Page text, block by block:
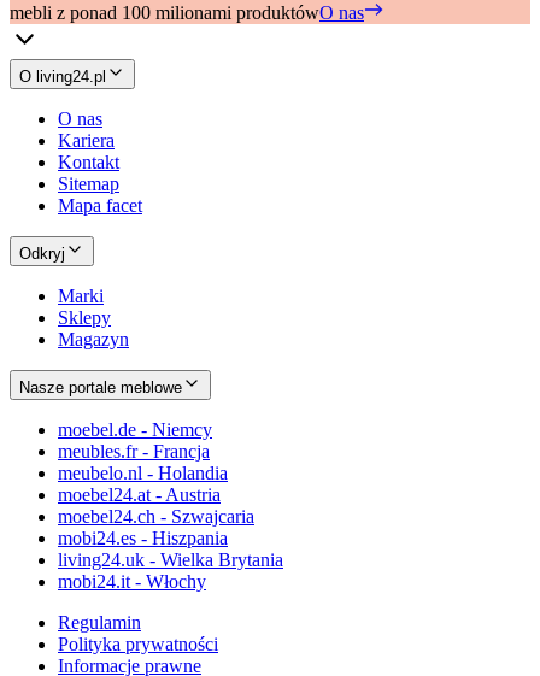
mebli z ponad 100 milionami produktówO nas
O living24.pl
O nas
Kariera
Kontakt
Sitemap
Mapa facet
Odkryj
Marki
Sklepy
Magazyn
Nasze portale meblowe
moebel.de - Niemcy
meubles.fr - Francja
meubelo.nl - Holandia
moebel24.at - Austria
moebel24.ch - Szwajcaria
mobi24.es - Hiszpania
living24.uk - Wielka Brytania
mobi24.it - Włochy
Regulamin
Polityka prywatności
Informacje prawne